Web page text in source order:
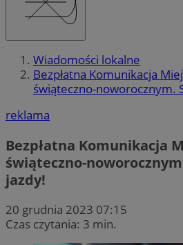
Wiadomości lokalne
Bezpłatna Komunikacja
świąteczno-noworocznym.
reklama
Bezpłatna Komunikacja
świąteczno-
jazdy!
20 grudnia 2023 07:15
Czas czytania: 3 min.